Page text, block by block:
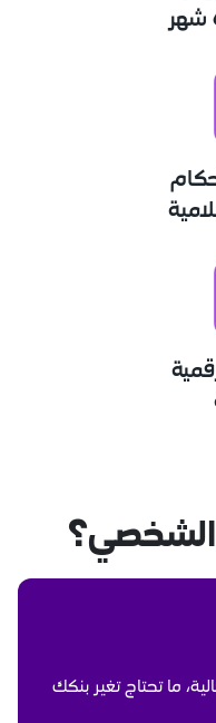
رقمية
الشخصي؟
ما تحتاج تغير بنكك